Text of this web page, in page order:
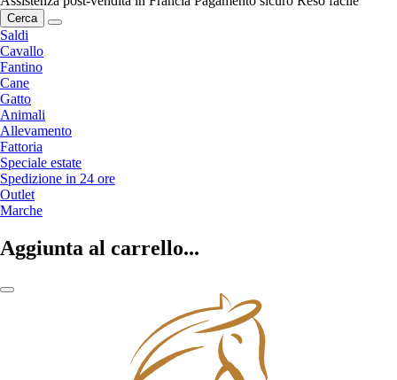
Cerca
Saldi
Cavallo
Fantino
Cane
Gatto
Animali
Allevamento
Fattoria
Speciale estate
Spedizione in 24 ore
Outlet
Marche
Aggiunta al carrello...